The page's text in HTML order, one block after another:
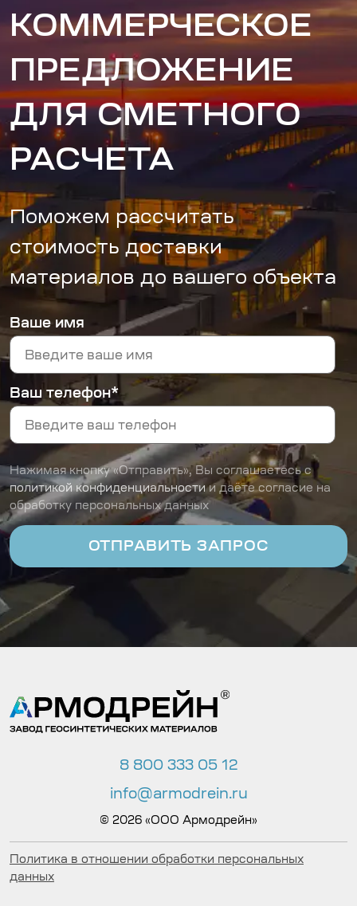
КОММЕРЧЕСКОЕ
ПРЕДЛОЖЕНИЕ
ДЛЯ СМЕТНОГО
РАСЧЕТА
Поможем рассчитать
стоимость доставки
материалов до вашего объекта
Ваше имя
Ваш телефон*
Нажимая кнопку «Отправить», Вы соглашаетесь с
политикой конфиденциальностии даёте согласие на
обработку персональных данных
8 800 333 05 12
info@armodrein.ru
© 2026 «ООО Армодрейн»
Политика в отношении обработки персональных
данных